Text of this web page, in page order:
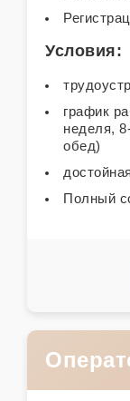
Условия:
график
неделя,
обед)
Полный